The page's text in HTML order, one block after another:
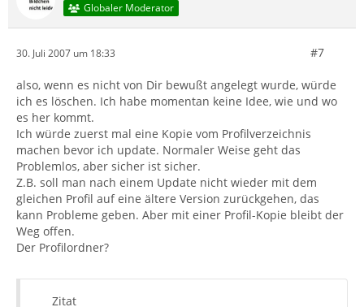
Globaler Moderator
30. Juli 2007 um 18:33 #7
also, wenn es nicht von Dir bewußt angelegt wurde, würde
ich es löschen. Ich habe momentan keine Idee, wie und wo
es her kommt.
Ich würde zuerst mal eine Kopie vom Profilverzeichnis
machen bevor ich update. Normaler Weise geht das
Problemlos, aber sicher ist sicher.
Z.B. soll man nach einem Update nicht wieder mit dem
gleichen Profil auf eine ältere Version zurückgehen, das
kann Probleme geben. Aber mit einer Profil-Kopie bleibt der
Weg offen.
Der Profilordner?
Zitat